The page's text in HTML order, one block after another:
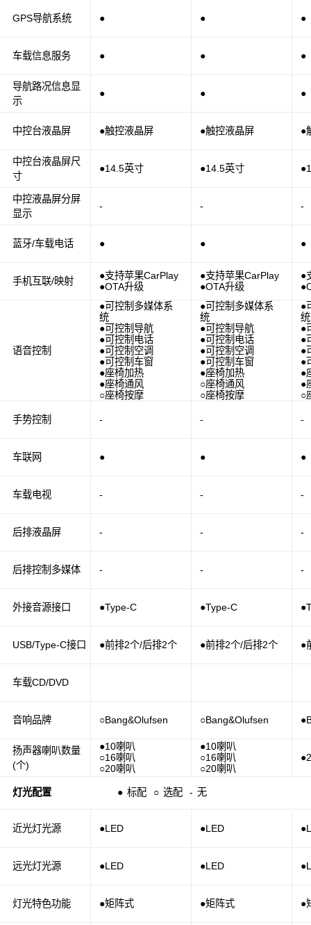
GPS导航系统
车载信息服务
导航路况信息显
示
中控台液晶屏
中控台液晶屏尺
寸
中控液晶屏分屏
显示
蓝牙/车载电话
手机互联/映射
语音控制
手势控制
车联网
车载电视
后排液晶屏
后排控制多媒体
外接音源接口
USB/Type-C接口
车载CD/DVD
音响品牌
扬声器喇叭数量
(个)
灯光配置 ● 标配 ○ 选配 - 无
近光灯光源
远光灯光源
灯光特色功能
● ● ●
● ● ●
● ● ●
●触控液晶屏 ●触控液晶屏 ●
●14.5英寸 ●14.5英寸
- - -
● ● ●
●支持苹果CarPlay
●OTA升级
●支持苹果CarPlay
●OTA升级
●
●可控制多媒体系
统
●可控制导航
●可控制电话
●可控制空调
●可控制车窗
●座椅加热
●座椅通风
○座椅按摩
●可控制多媒体系
统
●可控制导航
●可控制电话
●可控制空调
●可控制车窗
●座椅加热
○座椅通风
○座椅按摩
●
统
●
●
●
●
●
●
○
- - -
● ● ●
- - -
- - -
- - -
●Type-C ●Type-C
●前排2个/后排2个 ●前排2个/后排2个 ●
○Bang&Olufsen ○Bang&Olufsen
●10喇叭
○16喇叭
○20喇叭
●10喇叭
○16喇叭
○20喇叭
●LED ●LED
●LED ●LED
●矩阵式 ●矩阵式 ●